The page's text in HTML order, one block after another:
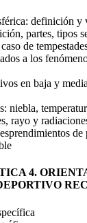
definición y
partes, tipos
de
a los
en baja y
niebla,
rayo y
4.